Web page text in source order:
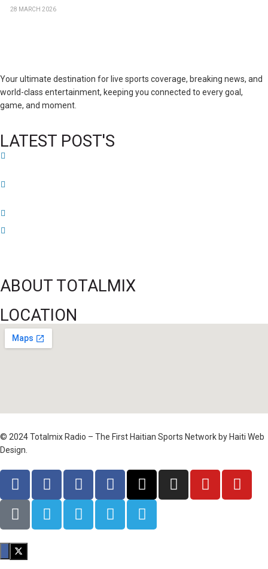
28 MARCH 2026
Your ultimate destination for live sports coverage, breaking news, and
world-class entertainment, keeping you connected to every goal,
game, and moment.
LATEST POST'S
ABOUT TOTALMIX
LOCATION
© 2024 Totalmix Radio – The First Haitian Sports Network by Haiti Web
Design.